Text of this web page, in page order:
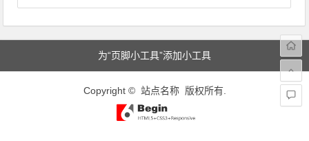
为“页脚小工具”添加小工具
Copyright © 站点名称 版权所有.